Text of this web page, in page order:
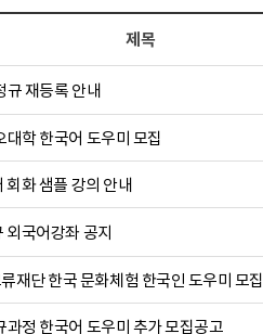
제목
재등록 안내
학 한국어 도우미 모집
화 샘플 강의 안내
국어강좌 공지
재단 한국 문화체험 한국인 도우미 모집
정 한국어 도우미 추가 모집공고